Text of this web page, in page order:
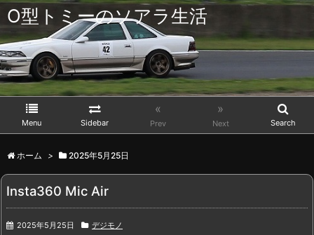
O型トミーのソアラ生活
Menu Sidebar
«
Prev
»
Next Search
ホーム > 2025年5月25日
Insta360 Mic Air
2025年5月25日 デジモノ